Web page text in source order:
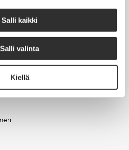
Salli kaikki
Salli valinta
Kiellä
palkkaus seurakuntien hengellisessä